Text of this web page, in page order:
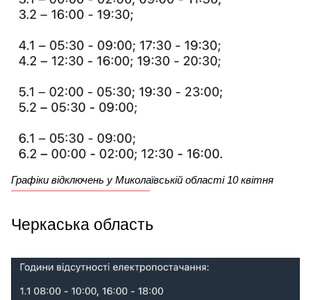
Графіки відключень у Миколаївській області 10 квітня
Черкаська область